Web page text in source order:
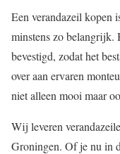
Een verandazeil kopen
minstens zo belangrijk.
bevestigd, zodat het
over aan ervaren
niet alleen mooi maar
Wij leveren
Groningen. Of je nu in